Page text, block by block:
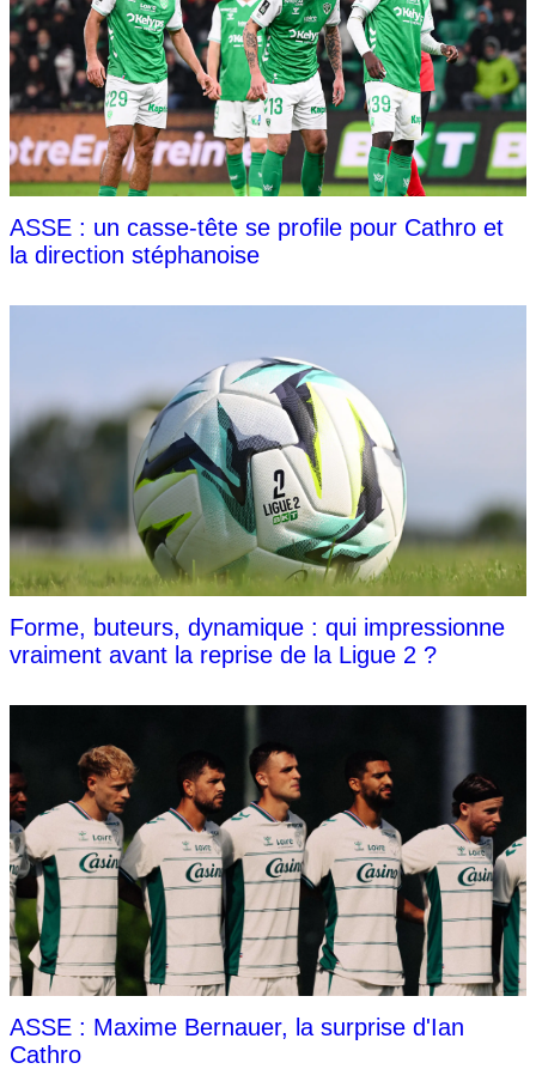
ASSE : un casse-tête se profile pour Cathro et
la direction stéphanoise
Forme, buteurs, dynamique : qui impressionne
vraiment avant la reprise de la Ligue 2 ?
ASSE : Maxime Bernauer, la surprise d'Ian
Cathro